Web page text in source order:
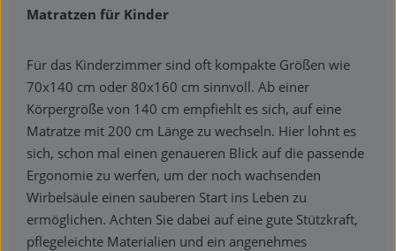
Matratzen für Kinder
Für das Kinderzimmer sind oft kompakte Größen wie
70x140 cm oder 80x160 cm sinnvoll. Ab einer
Körpergröße von 140 cm empfiehlt es sich, auf eine
Matratze mit 200 cm Länge zu wechseln. Hier lohnt es
sich, schon mal einen genaueren Blick auf die passende
Ergonomie zu werfen, um der noch wachsenden
Wirbelsäule einen sauberen Start ins Leben zu
ermöglichen. Achten Sie dabei auf eine gute Stützkraft,
pflegeleichte Materialien und ein angenehmes